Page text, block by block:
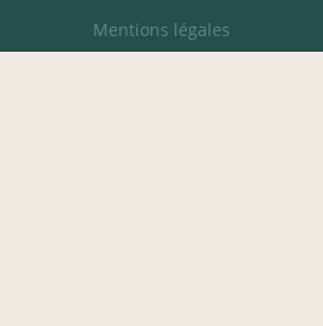
Mentions légales